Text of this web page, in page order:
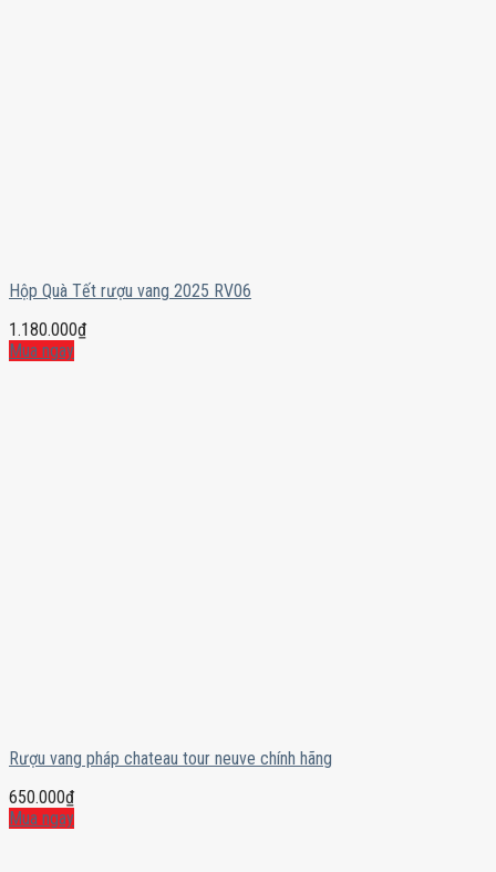
Hộp Quà Tết rượu vang 2025 RV06
1.180.000₫
Mua ngay
Rượu vang pháp chateau tour neuve chính hãng
650.000₫
Mua ngay